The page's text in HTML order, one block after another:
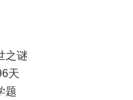
之谜
天
题